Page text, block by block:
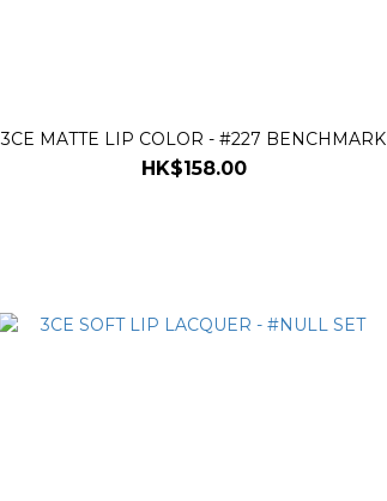
3CE MATTE LIP COLOR - #227 BENCHMARK
HK$158.00